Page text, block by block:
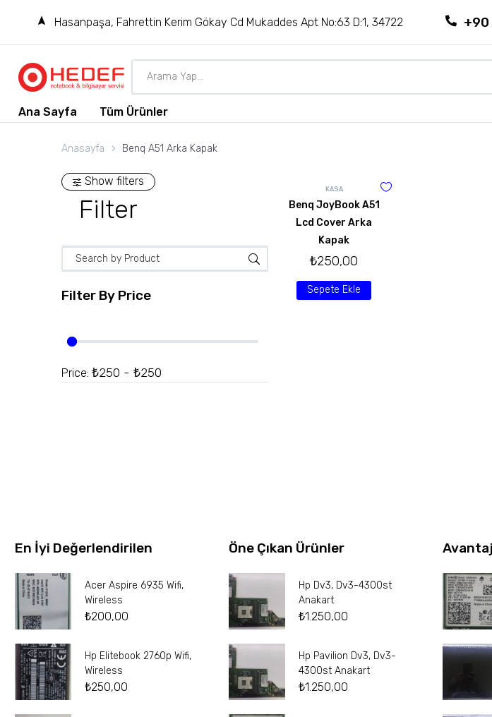
Hasanpaşa, Fahrettin Kerim Gökay Cd Mukaddes Apt No:63 D:1, 34722 +90
Ana Sayfa Tüm Ürünler
Anasayfa Benq A51 Arka Kapak
Show filters
Filter
Filter By Price
Price: ₺250 - ₺250
KASA
Benq JoyBook A51
Lcd Cover Arka
Kapak
₺250,00
Sepete Ekle
En İyi Değerlendirilen
Acer Aspire 6935 Wifi,
Wireless
₺200,00
Hp Elitebook 2760p Wifi,
Wireless
₺250,00
Öne Çıkan Ürünler
Hp Dv3, Dv3-4300st
Anakart
₺1.250,00
Hp Pavilion Dv3, Dv3-
4300st Anakart
₺1.250,00